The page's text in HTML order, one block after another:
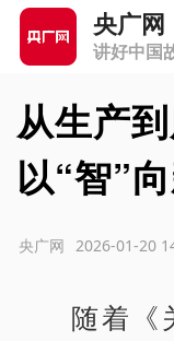
央广网
讲好中国
从生产
以“智”
2026-01-20
央广网
随着《